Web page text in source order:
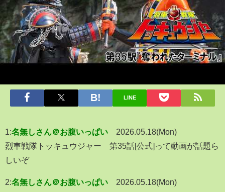
LINE
1:名無しさん＠お腹いっぱい
2026.05.18(Mon)
烈車戦隊トッキュウジャー 第35話[公式]って動画が話題ら
しいぞ
2:名無しさん＠お腹いっぱい 2026.05.18(Mon)